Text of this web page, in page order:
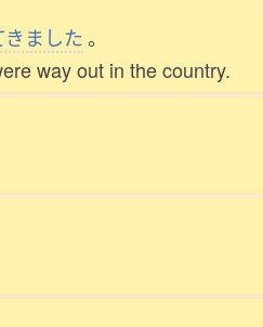
きました。
way out in the country.